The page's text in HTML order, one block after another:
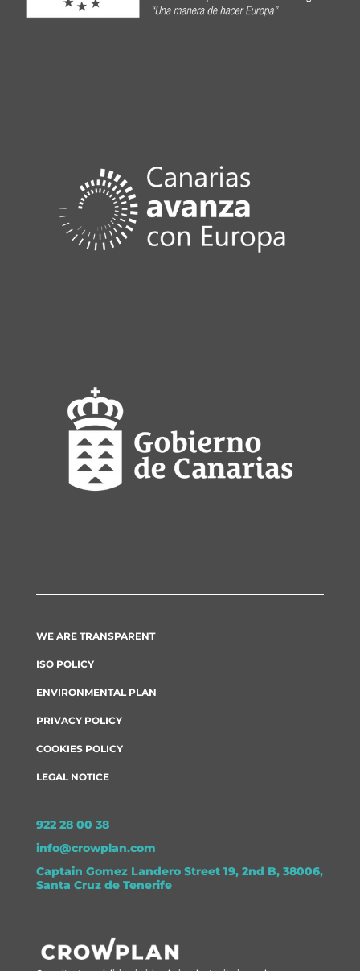
WE ARE TRANSPARENT
ISO POLICY
ENVIRONMENTAL PLAN
PRIVACY POLICY
COOKIES POLICY
LEGAL NOTICE
922 28 00 38
info@crowplan.com
Captain Gomez Landero Street 19, 2nd B, 38006,
Santa Cruz de Tenerife